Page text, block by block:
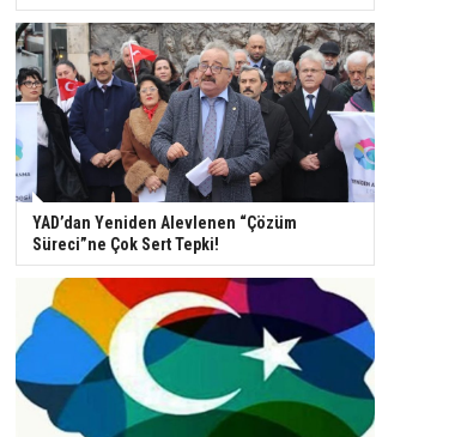
YAD’dan Yeniden Alevlenen “Çözüm
Süreci”ne Çok Sert Tepki!